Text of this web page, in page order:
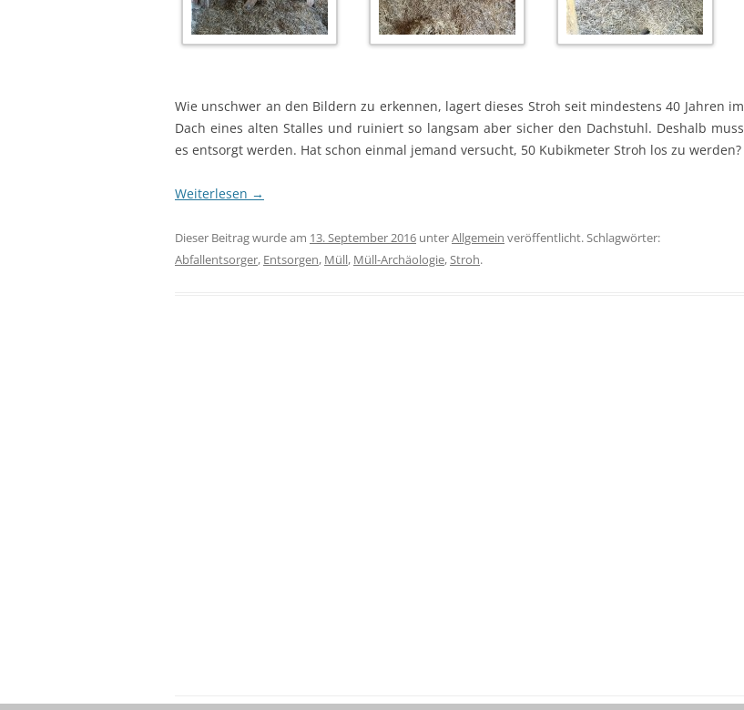
Wie unschwer an den Bildern zu erkennen, lagert dieses Stroh seit mindestens 40 Jahren im
Dach eines alten Stalles und ruiniert so langsam aber sicher den Dachstuhl. Deshalb muss
es entsorgt werden. Hat schon einmal jemand versucht, 50 Kubikmeter Stroh los zu werden?
Weiterlesen →
Dieser Beitrag wurde am 13. September 2016 unterAllgemein veröffentlicht. Schlagwörter:
Abfallentsorger, Entsorgen, Müll, Müll-Archäologie, Stroh.